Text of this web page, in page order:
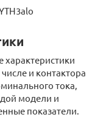
и контактора
тока,
модели и
показатели.